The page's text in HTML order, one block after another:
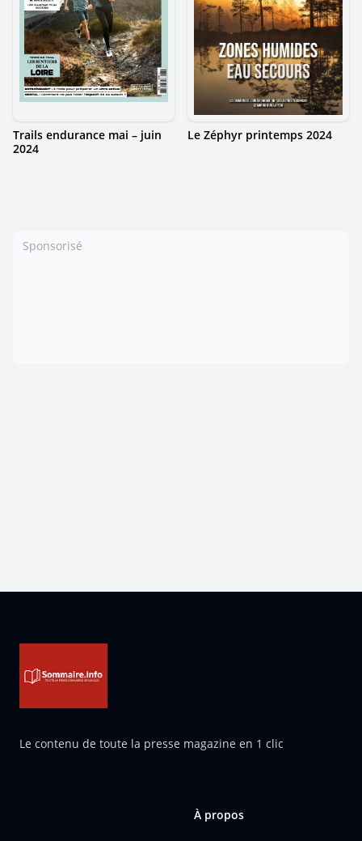
Trails endurance mai – juin
2024
Le Zéphyr printemps 2024
Sponsorisé
Le contenu de toute la presse magazine en 1 clic
À propos